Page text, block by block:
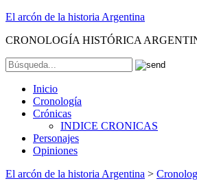
El arcón de la historia Argentina
CRONOLOGÍA HISTÓRICA
Inicio
Cronología
Crónicas
INDICE CRONICAS
Personajes
Opiniones
El arcón de la historia Argentina >